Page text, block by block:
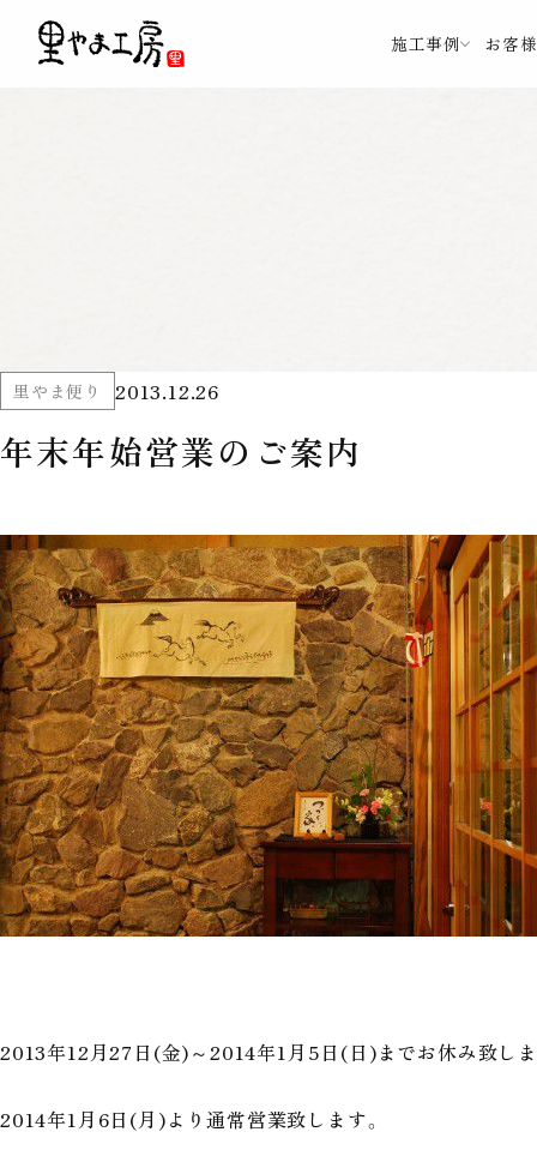
施工事例 お客
里やま便り 2013.12.26
年末年始営業のご案内
2013年12月27日(金)～2014年1月5日(日)までお休み致し
2014年1月6日(月)より通常営業致します。